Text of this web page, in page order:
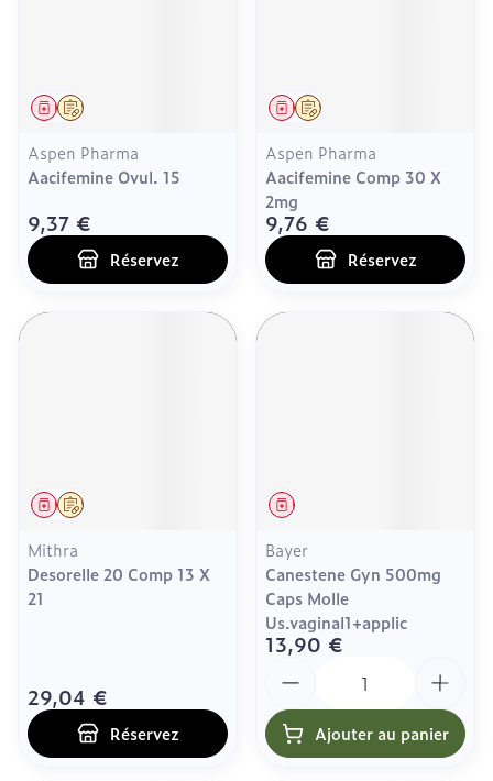
Sur prescription
Médicament
Aspen Pharma
Aacifemine Ovul. 15
9,37 €
Réservez
Sur prescription
Médicament
Aspen Pharma
Aacifemine Comp 30 X
2mg
9,76 €
Réservez
Sur prescription
Médicament
Mithra
Desorelle 20 Comp 13 X
21
29,04 €
Réservez
Médicament
Bayer
Canestene Gyn 500mg
Caps Molle
Us.vaginal1+applic
13,90 €
Ajouter au panier